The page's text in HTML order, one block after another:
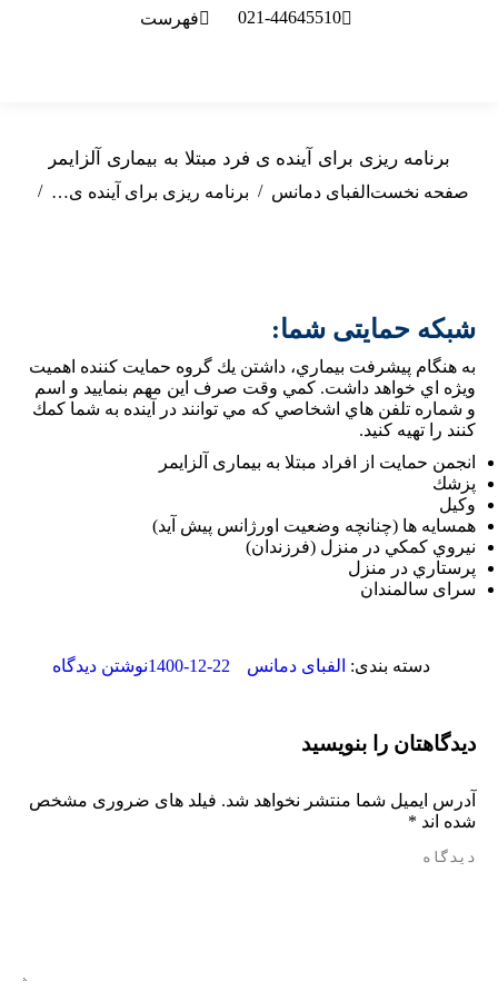
021-44645510 فهرست
آلزایمر
به بیماری آلزایمر
تواند ضعف حافظه خود را
برنامه ریزی برای آینده ی فرد مبتلا به بیماری آلزایمر
مکان شما:
صفحه نخست الفبای دمانس برنامه ریزی برای آینده ی…
شبکه حمایتی شما:
به هنگام پيشرفت بيماري،‌ داشتن يك گروه حمايت كننده اهميت
ويژه اي خواهد داشت. كمي وقت صرف اين مهم بنماييد و اسم
و شماره تلفن هاي اشخاصي كه مي توانند در آينده به شما كمك
كنند را تهيه كنيد.
انجمن حمايت از افراد مبتلا به بیماری آلزايمر
پزشك
وكيل
همسايه ها (چنانچه وضعيت اورژانس پيش آيد)
نيروي كمكي در منزل (فرزندان)
پرستاري در منزل
سرای سالمندان
دسته بندی: الفبای دمانس 1400-12-22نوشتن دیدگاه
دیدگاهتان را بنویسید
آدرس ایمیل شما منتشر نخواهد شد. فیلد های ضروری مشخص
شده اند *
دیدگاه